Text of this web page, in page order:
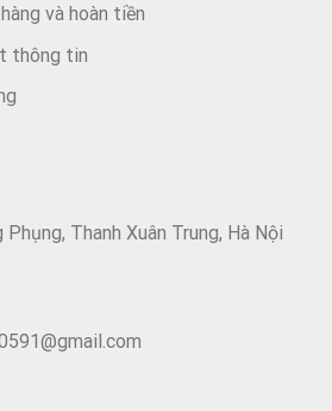
Thanh Xuân Trung, Hà Nội
và hoàn tiền
thông tin